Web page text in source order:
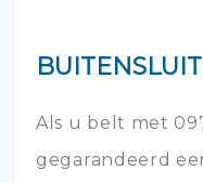
Als u belt met
gegarandeerd